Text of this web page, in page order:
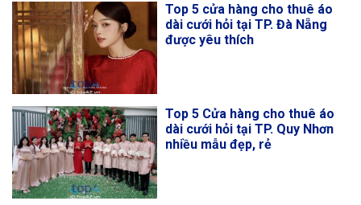
Top 5 cửa hàng cho thuê áo
dài cưới hỏi tại TP. Đà Nẵng
được yêu thích
Top 5 Cửa hàng cho thuê áo
dài cưới hỏi tại TP. Quy Nhơn
nhiều mẫu đẹp, rẻ